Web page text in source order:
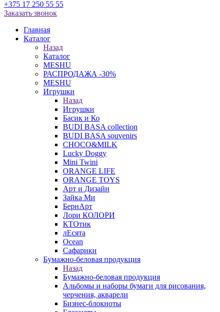
+375 17 250 55 55
Заказать звонок
Главная
Каталог
Назад
Каталог
MESHU
РАСПРОДАЖА -30%
MESHU
Игрушки
Назад
Игрушки
Басик и Ко
BUDI BASA collection
BUDI BASA souvenirs
CHOCO&MILK
Lucky Doggy
Mini Twini
ORANGE LIFE
ORANGE TOYS
Арт и Дизайн
Зайка Ми
БернАрт
Лори КОЛОРИ
КТОтик
лЕсята
Ocean
Сафарики
Бумажно-беловая продукция
Назад
Бумажно-беловая продукция
Альбомы и наборы бумаги для рисования,
черчения, акварели
Бизнес-блокноты